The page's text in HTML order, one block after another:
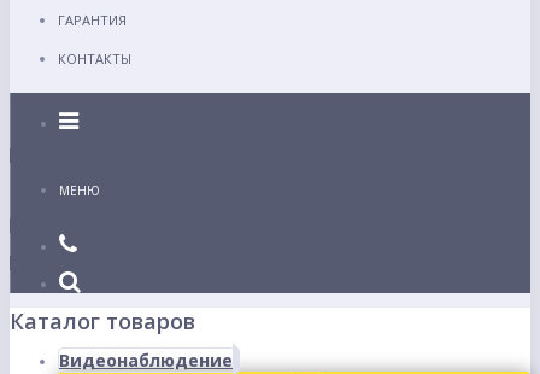
ГАРАНТИЯ
КОНТАКТЫ
Каталог
МЕНЮ
Каталог товаров
Видеонаблюдение